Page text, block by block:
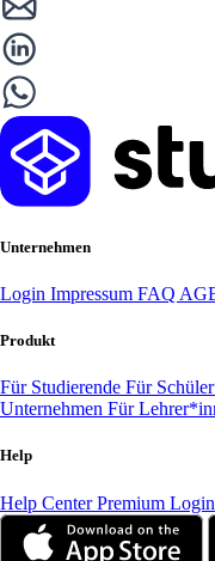
Unternehmen
Login Impressum FAQ
Produkt
Für Studierende Für
Unternehmen Für
Help
Help CenterPremium Login